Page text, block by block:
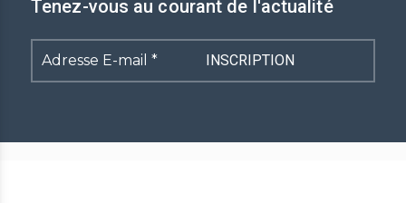
Tenez-vous au courant de l'actualité
Adresse
E-